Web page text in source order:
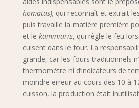
homatas), qui reconnaît et extrait
puis travaille la matière première
et le kaminiaris, qui règle le feu
cuisent dans le four. La
grande, car les fours traditionnels
thermomètre ni d’indicateurs de
moindre erreur au cours des 10 à
cuisson, la production était